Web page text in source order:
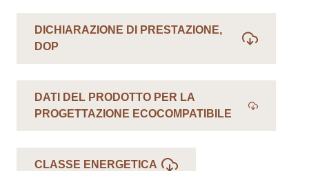
DICHIARAZIONE DI PRESTAZIONE,
DOP
DATI DEL PRODOTTO PER LA
PROGETTAZIONE ECOCOMPATIBILE
CLASSE ENERGETICA